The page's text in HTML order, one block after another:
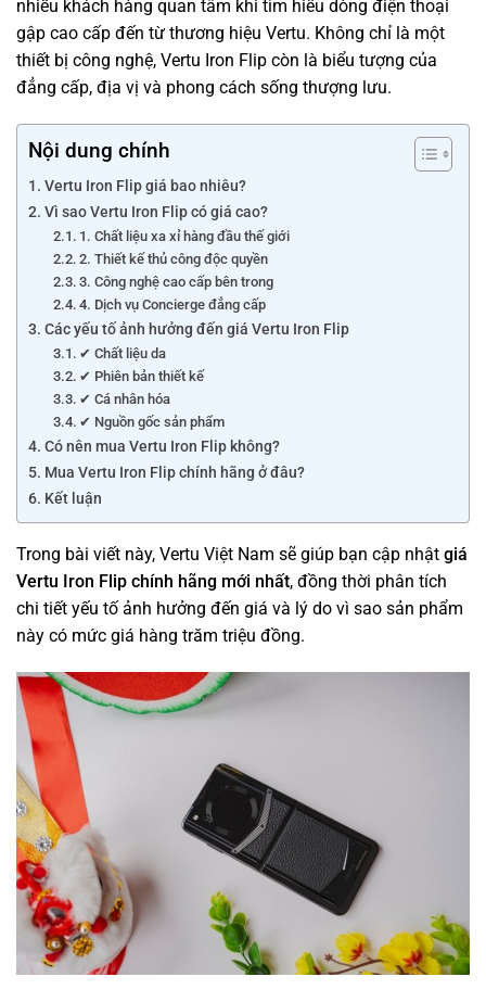
nhiều khách hàng quan tâm khi tìm hiểu dòng điện thoại
gập cao cấp đến từ thương hiệu Vertu. Không chỉ là một
thiết bị công nghệ, Vertu Iron Flip còn là biểu tượng của
đẳng cấp, địa vị và phong cách sống thượng lưu.
Nội dung chính
Vertu Iron Flip giá bao nhiêu?
Vì sao Vertu Iron Flip có giá cao?
1. Chất liệu xa xỉ hàng đầu thế giới
2. Thiết kế thủ công độc quyền
3. Công nghệ cao cấp bên trong
4. Dịch vụ Concierge đẳng cấp
Các yếu tố ảnh hưởng đến giá Vertu Iron Flip
✔ Chất liệu da
✔ Phiên bản thiết kế
✔ Cá nhân hóa
✔ Nguồn gốc sản phẩm
Có nên mua Vertu Iron Flip không?
Mua Vertu Iron Flip chính hãng ở đâu?
Kết luận
Trong bài viết này, Vertu Việt Nam sẽ giúp bạn cập nhật giá
Vertu Iron Flip chính hãng mới nhất, đồng thời phân tích
chi tiết yếu tố ảnh hưởng đến giá và lý do vì sao sản phẩm
này có mức giá hàng trăm triệu đồng.